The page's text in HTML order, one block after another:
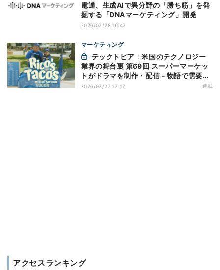
電通、生成AIで異分野の「勝ち筋」を発
掘する「DNAマーケティング」開発
2026/07/28 16:47
マーケティング
業界の舞台裏 第69回 スーパーマーケッ
トがドラマを制作・配信 - 物語で需要を
演出する小売メディア
2026/07/27 17:17 連載
アクセスランキング